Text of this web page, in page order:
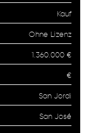
Kauf
Ohne Lizenz
1.360.000 €
€
San Jordi
San José